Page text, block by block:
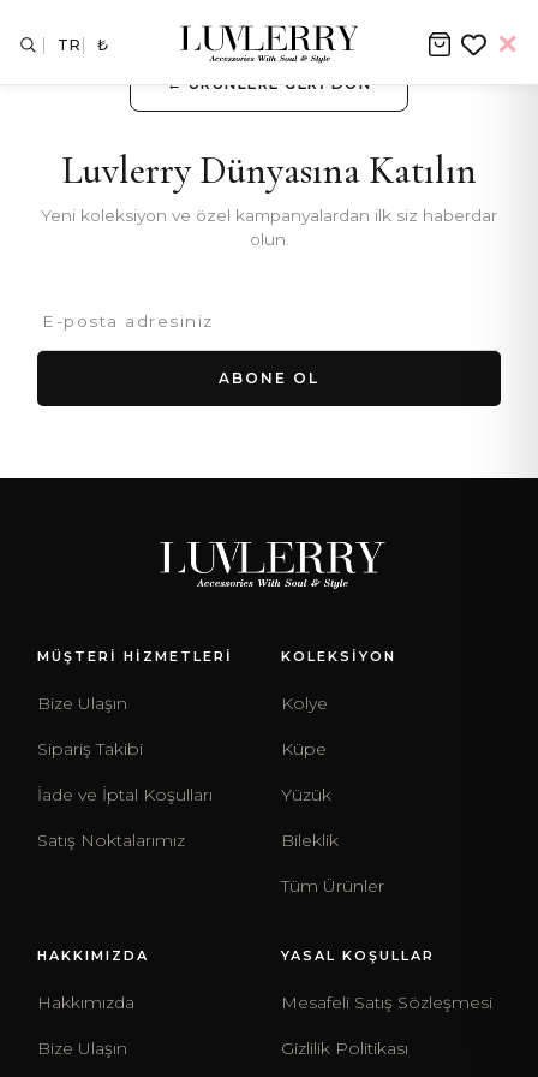
← ÜRÜNLERE GERI DÖN
Luvlerry Dünyasına Katılın
Yeni koleksiyon ve özel kampanyalardan ilk siz haberdar
olun.
ABONE OL
MÜŞTERİ HİZMETLERİ
Bize Ulaşın
Sipariş Takibi
İade ve İptal Koşulları
Satış Noktalarımız
KOLEKSİYON
Kolye
Küpe
Yüzük
Bileklik
Tüm Ürünler
HAKKIMIZDA
Hakkımızda
Bize Ulaşın
YASAL KOŞULLAR
Mesafeli Satış Sözleşmesi
Gizlilik Politikası
TR ₺